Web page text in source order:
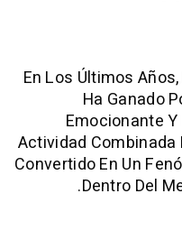
En Los
Actividad